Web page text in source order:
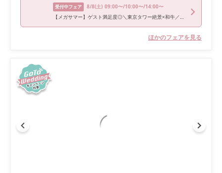
受付中フェア 8/8(土) 09:00〜/10:00〜/14:00〜
【メガサマー】ゲスト満足度◎＼東京タワー絶景×和牛／最大180万
ほかのフェアを見る